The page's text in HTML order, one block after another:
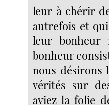
leur à chérir
autrefois et
leur bonheur
bonheur
nous désirons
vérités sur
aviez la folie